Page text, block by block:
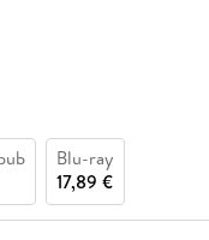
Blu-ray
17,89 €